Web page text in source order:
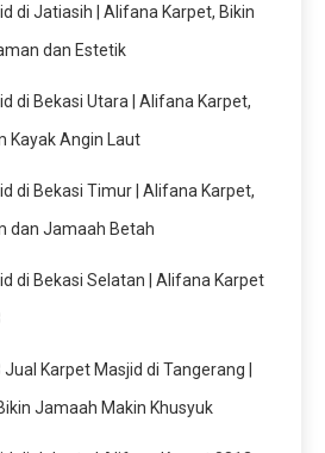
di Jatiasih | Alifana Karpet, Bikin
dan Estetik
di Bekasi Utara | Alifana Karpet,
Kayak Angin Laut
di Bekasi Timur | Alifana Karpet,
dan Jamaah Betah
di Bekasi Selatan | Alifana Karpet
Karpet Masjid di Tangerang |
Jamaah Makin Khusyuk